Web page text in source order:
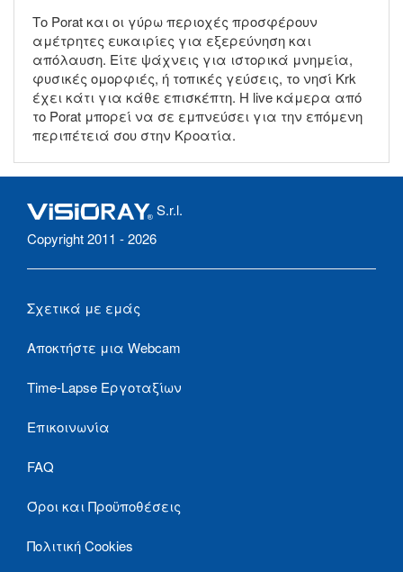
Το Porat και οι γύρω περιοχές προσφέρουν
αμέτρητες ευκαιρίες για εξερεύνηση και
απόλαυση. Είτε ψάχνεις για ιστορικά μνημεία,
φυσικές ομορφιές, ή τοπικές γεύσεις, το νησί Krk
έχει κάτι για κάθε επισκέπτη. Η live κάμερα από
το Porat μπορεί να σε εμπνεύσει για την επόμενη
περιπέτειά σου στην Κροατία.
S.r.l.
Copyright 2011 - 2026
Σχετικά με εμάς
Αποκτήστε μια Webcam
Time-Lapse Εργοταξίων
Επικοινωνία
FAQ
Όροι και Προϋποθέσεις
Πολιτική Cookies